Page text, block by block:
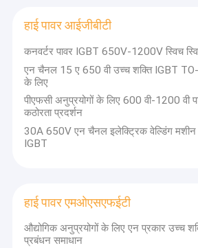
हाई पावर आईजीबीटी
कनवर्टर पावर IGBT 650V-1200V स्विच
एन चैनल 15 ए 650 वी उच्च शक्ति IGBT
के लिए
पीएफसी अनुप्रयोगों के लिए 600 वी-1200 वी
कठोरता प्रदर्शन
30A 650V एन चैनल इलेक्ट्रिक वेल्डिंग मशीन
IGBT
हाई पावर एमओएसएफईटी
औद्योगिक अनुप्रयोगों के लिए एन प्रकार उच्च
प्रबंधन समाधान